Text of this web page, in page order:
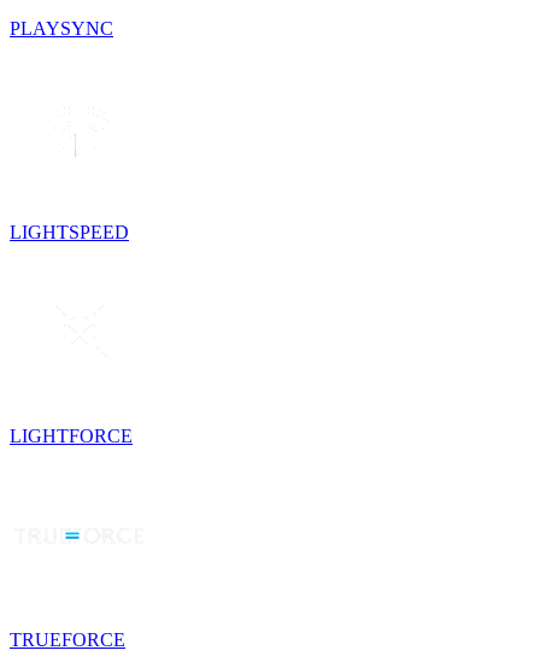
PLAYSYNC
LIGHTSPEED
LIGHTFORCE
TRUEFORCE